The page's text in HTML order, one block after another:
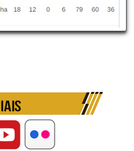
3 - 11
4 - 7
CDR Pedra
Mourinha
Pavilhão Dr Eduardo Mansinho